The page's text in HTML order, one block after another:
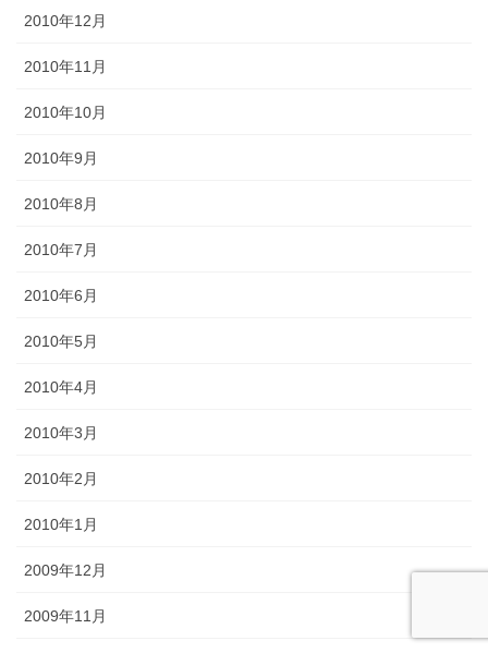
2010年12月
2010年11月
2010年10月
2010年9月
2010年8月
2010年7月
2010年6月
2010年5月
2010年4月
2010年3月
2010年2月
2010年1月
2009年12月
2009年11月